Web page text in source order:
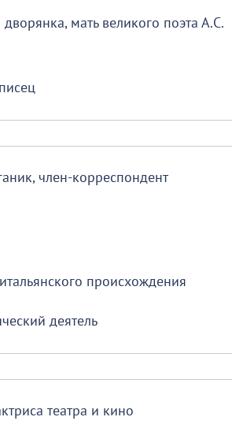
мать великого поэта А.С.
член-корреспондент
происхождения
деятель
театра и кино